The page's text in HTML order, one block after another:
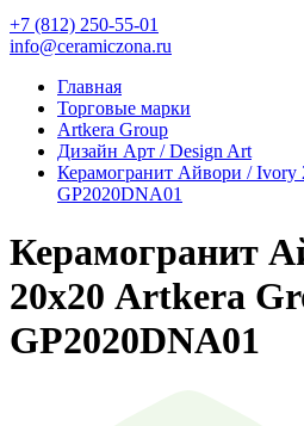
+7 (812) 250-55-01
info@ceramiczona.ru
Главная
Торговые марки
Artkera Group
Дизайн Арт / Design Art
Керамогранит Айвори / Ivory
GP2020DNA01
Керамогранит
20х20 Artkera
GP2020DNA01